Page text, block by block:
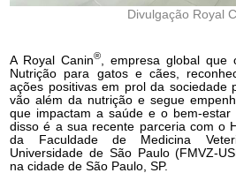
Divulgação Royal
A Royal Canin®
, empresa global que
Nutrição para gatos e cães,
ações positivas em prol da sociedade
vão além da nutrição e segue
que impactam a saúde e o bem-estar
disso é a sua recente parceria com o
da Faculdade de Medicina
Universidade de São Paulo (FMVZ-
na cidade de São Paulo, SP.